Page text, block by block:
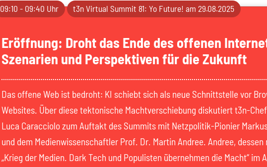
09:10 - 09:40 Uhr t3n Virtual Summit 81: Yo Future! am 29.08.2025
Eröffnung: Droht das Ende des offenen
Szenarien und Perspektiven für die Zukunft
Das offene Web ist bedroht: KI schiebt sich als neue Schnittstelle vor
Websites. Über diese tektonische Machtverschiebung diskutiert t3n-
Luca Caracciolo zum Auftakt des Summits mit Netzpolitik-Pionier
und dem Medienwissenschaftler Prof. Dr. Martin Andree. Andree, dessen
„Krieg der Medien. Dark Tech und Populisten übernehmen die Macht“ im